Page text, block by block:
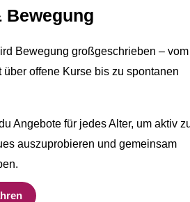
Bewegung
Bewegung großgeschrieben – vom
über offene Kurse bis zu spontanen
Angebote für jedes Alter, um aktiv
auszuprobieren und gemeinsam